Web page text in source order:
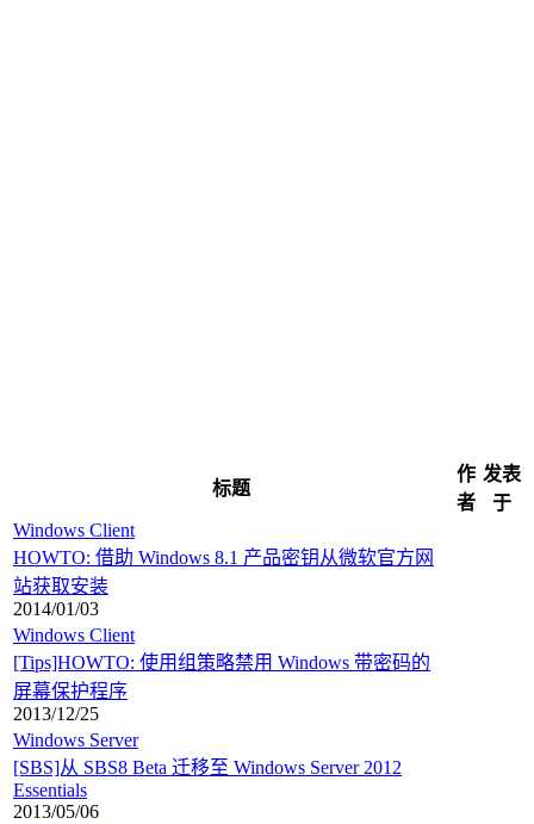
标题
作
者
发表
于
Windows Client
HOWTO: 借助 Windows 8.1 产品密钥从微软官方网
站获取安装
2014/01/03
Windows Client
[Tips]HOWTO: 使用组策略禁用 Windows 带密码的
屏幕保护程序
2013/12/25
Windows Server
[SBS]从 SBS8 Beta 迁移至 Windows Server 2012
Essentials
2013/05/06